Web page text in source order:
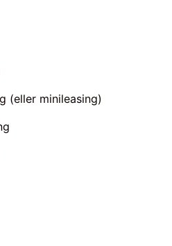
(eller minileasing)